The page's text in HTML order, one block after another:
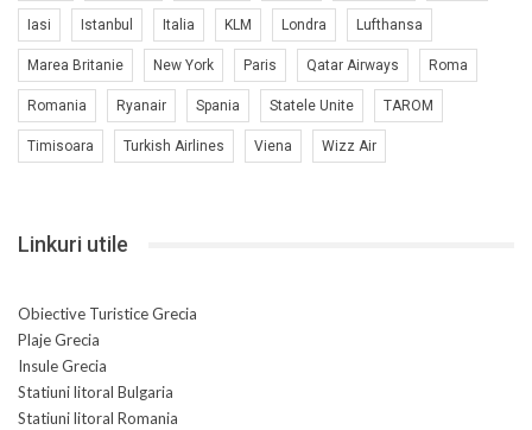
Iasi Istanbul Italia KLM Londra Lufthansa
Marea Britanie New York Paris Qatar Airways Roma
Romania Ryanair Spania Statele Unite TAROM
Timisoara Turkish Airlines Viena Wizz Air
Linkuri utile
Obiective Turistice Grecia
Plaje Grecia
Insule Grecia
Statiuni litoral Bulgaria
Statiuni litoral Romania